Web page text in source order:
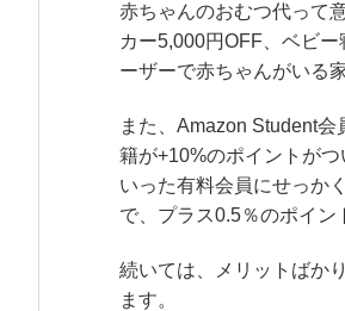
赤ちゃんのおむつ代って
カー5,000円OFF、ベビ
ーザーで赤ちゃんがいる
また、Amazon Student
籍が+10%のポイントが
いった有料会員にせっか
で、プラス0.5％のポイン
続いては、メリットばか
ます。